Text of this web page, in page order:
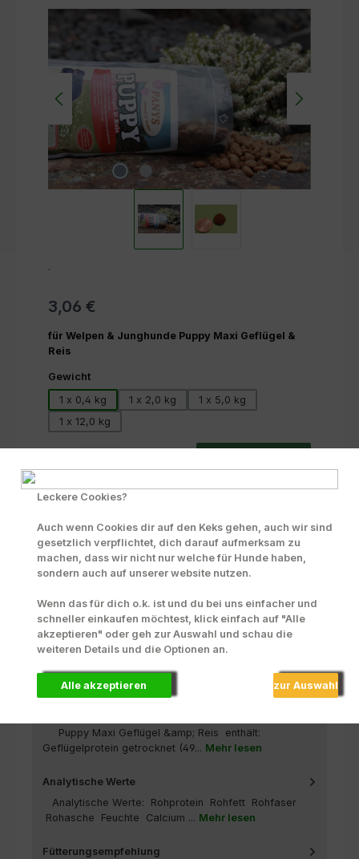
Bildergalerie überspringen
.
3,06 €
für Welpen & Junghunde Puppy Maxi Geflügel &
Reis
Gewichtauswählen
1 x 0,4 kg
1 x 2,0 kg
1 x 5,0 kg
1 x 12,0 kg
Produkt Anzahl: Gib den gewünschten Wert ein oder benutze die
Zum Merkzettel hinzufügen
INFO zu Liefer- und Versandkosten
Produktnummer:70295
Beschreibung
Fleischanteil: Nur GeflügelAlleinnahrung für
vom 2. bis zum 20. Leben…
Puppy Maxi Geflügel &amp; Reis enthält:
Geflügelprotein getrocknet (49... Mehr lesen
Analytische Werte
Analytische Werte: Rohprotein Rohfett Rohfaser
Rohasche Feuchte Calcium ... Mehr lesen
Fütterungsempfehlung
Leckere Cookies?
Auch wenn Cookies dir auf den Keks gehen, auch wir sind
gesetzlich verpflichtet, dich darauf aufmerksam zu
machen, dass wir nicht nur welche für Hunde haben,
sondern auch auf unserer website nutzen.
Wenn das für dich o.k. ist und du bei uns einfacher und
schneller einkaufen möchtest, klick einfach auf "Alle
akzeptieren" oder geh zur Auswahl und schau die
weiteren Details und die Optionen an.
Alle akzeptieren zur Auswahl